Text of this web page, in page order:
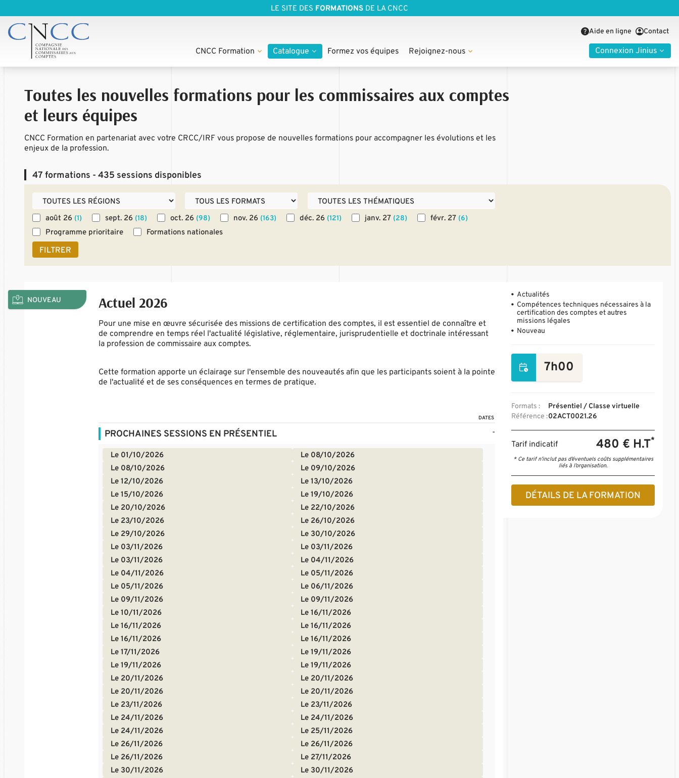
LE SITE DES FORMATIONS DE LA CNCC
CNCC Formation Catalogue Formez vos équipes Rejoignez-nous
Aide en ligne Contact
Connexion Jinius
Toutes les nouvelles formations pour les commissaires aux comptes
et leurs équipes
CNCC Formation en partenariat avec votre CRCC/IRF vous propose de nouvelles formations pour accompagner les évolutions et les
enjeux de la profession.
47 formations - 435 sessions disponibles
août 26 (1) sept. 26 (18) oct. 26 (98) nov. 26 (163) déc. 26 (121) janv. 27 (28) févr. 27 (6)
Programme prioritaire Formations nationales
FILTRER
NOUVEAU Actuel 2026
Pour une mise en œuvre sécurisée des missions de certification des comptes, il est essentiel de connaître et
de comprendre en temps réel l'actualité législative, réglementaire, jurisprudentielle et doctrinale intéressant
la profession de commissaire aux comptes.
Cette formation apporte un éclairage sur l'ensemble des nouveautés afin que les participants soient à la pointe
de l'actualité et de ses conséquences en termes de pratique.
DATES
PROCHAINES SESSIONS EN PRÉSENTIEL -
Le 01/10/2026
Le 08/10/2026
Le 08/10/2026
Le 09/10/2026
Le 12/10/2026
Le 13/10/2026
Le 15/10/2026
Le 19/10/2026
Le 20/10/2026
Le 22/10/2026
Le 23/10/2026
Le 26/10/2026
Le 29/10/2026
Le 30/10/2026
Le 03/11/2026
Le 03/11/2026
Le 03/11/2026
Le 04/11/2026
Le 04/11/2026
Le 05/11/2026
Le 05/11/2026
Le 06/11/2026
Le 09/11/2026
Le 09/11/2026
Le 10/11/2026
Le 16/11/2026
Le 16/11/2026
Le 16/11/2026
Le 16/11/2026
Le 16/11/2026
Le 17/11/2026
Le 19/11/2026
Le 19/11/2026
Le 19/11/2026
Le 20/11/2026
Le 20/11/2026
Le 20/11/2026
Le 20/11/2026
Le 23/11/2026
Le 23/11/2026
Le 24/11/2026
Le 24/11/2026
Le 24/11/2026
Le 25/11/2026
Le 26/11/2026
Le 26/11/2026
Le 26/11/2026
Le 27/11/2026
Le 30/11/2026
Le 30/11/2026
Actualités
Compétences techniques nécessaires à la
certification des comptes et autres
missions légales
Nouveau
7h00
Formats :
Présentiel / Classe virtuelle
Référence :02ACT0021.26
Tarif indicatif 480 € H.T*
* Ce tarif n’inclut pas d’éventuels coûts supplémentaires
liés à l’organisation.
DÉTAILS DE LA FORMATION